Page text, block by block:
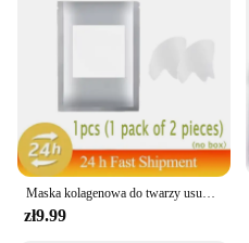
Maska kolagenowa do twarzy usuń zmarszczki łatka mocne podnoszenie zwiotczenie zanika drobne linie kwas hialuronowy nawilżający gładka pielęgnacja urody
zł9.99